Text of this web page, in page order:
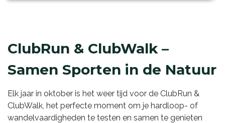
ClubRun & ClubWalk –
Samen Sporten in de Natuur
Elk jaar in oktober is het weer tijd voor de ClubRun &
ClubWalk, het perfecte moment om je hardloop- of
wandelvaardigheden te testen en samen te genieten